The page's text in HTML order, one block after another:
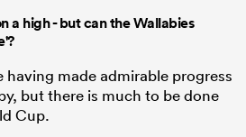
a high - but can the Wallabies
having made admirable progress
but there is much to be done
Cup.